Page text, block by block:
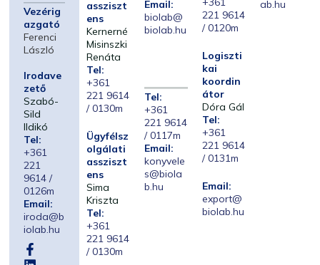
Vezérig
azgató
Ferenci
László
Irodave
zető
Szabó-
Sild
Ildikó
Tel:
+361
221
9614 /
0126m
Email:
iroda@b
iolab.hu
assziszt
ens
Kernerné
Misinszki
Renáta
Tel:
+361
221 9614
/ 0130m
Ügyfélsz
olgálati
assziszt
ens
Sima
Kriszta
Tel:
+361
221 9614
/ 0130m
Email:
biolab@
biolab.hu
Tel:
+361
221 9614
/ 0117m
Email:
konyvele
s@biola
b.hu
221 9614
/ 0120m
Logiszti
kai
koordin
átor
Dóra Gál
Tel:
+361
221 9614
/ 0131m
Email:
export@
biolab.hu
ab.hu